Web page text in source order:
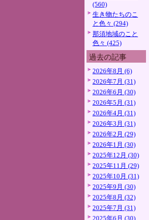
(560)
生き物たちのこ
と色々 (294)
那須地域のこと
色々 (425)
過去の記事
2026年8月 (6)
2026年7月 (31)
2026年6月 (30)
2026年5月 (31)
2026年4月 (31)
2026年3月 (31)
2026年2月 (29)
2026年1月 (30)
2025年12月 (30)
2025年11月 (29)
2025年10月 (31)
2025年9月 (30)
2025年8月 (32)
2025年7月 (31)
2025年6月 (30)